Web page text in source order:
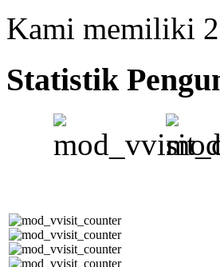
Kami memiliki
Statistik